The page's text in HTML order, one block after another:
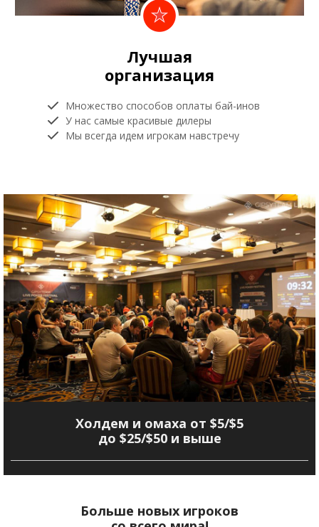
Лучшая
организация
Множество способов оплаты бай-инов
У нас самые красивые дилеры
Мы всегда идем игрокам навстречу
Холдем и омаха от $5/$5
до $25/$50 и выше
Больше новых игроков